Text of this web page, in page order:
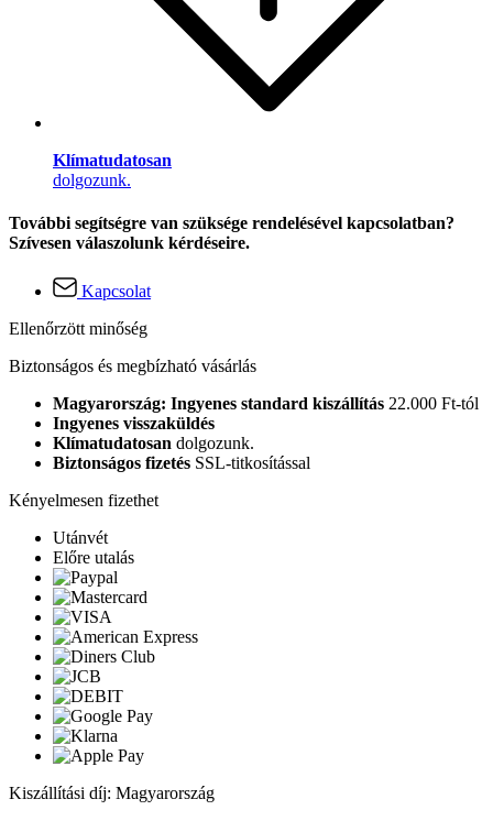
Klímatudatosan
dolgozunk.
További segítségre van szüksége rendelésével kapcsolatban?
Szívesen válaszolunk kérdéseire.
Kapcsolat
Ellenőrzött minőség
Biztonságos és megbízható vásárlás
Magyarország: Ingyenes standard kiszállítás 22.000 Ft-tól
Ingyenes visszaküldés
Klímatudatosan dolgozunk.
Biztonságos fizetés SSL-titkosítással
Kényelmesen fizethet
Utánvét
Előre utalás
Kiszállítási díj: Magyarország